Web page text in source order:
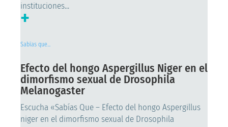
instituciones...
+
Sabías que...
Efecto del hongo Aspergillus Niger en el
dimorfismo sexual de Drosophila
Melanogaster
Escucha «Sabías Que – Efecto del hongo Aspergillus
niger en el dimorfismo sexual de Drosophila